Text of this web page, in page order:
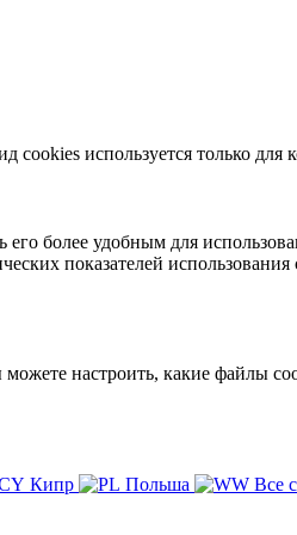
используется только для
более удобным для
показателей
настроить, какие файлы
Кипр Польша Все